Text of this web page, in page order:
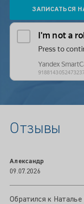
Отзывы
Александр
09.07.2026
Обратился к